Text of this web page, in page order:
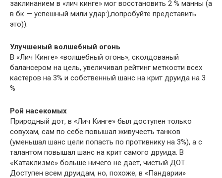
заклинанием в «лич кинге» мог восстановить 2 % манны (а
в бк — успешный мили удар:),попробуйте представить
это)).
Улучшеный волшебный огонь
В «Лич Кинге» «волшебный огонь», сколдованый
балансером на цель, увеличивал рейтинг меткости всех
кастеров на 3% и собственный шанс на крит друида на 3
%
Рой насекомых
Природный дот, в «Лич Кинге» был доступен только
совухам, сам по себе повышал живучесть танков
(уменьшал шанс цели попасть по противнику на 3%), а с
талантом повышал шанс на крит самого друида. В
«Катаклизме» больше ничего не дает, чистый ДОТ.
Доступен всем друидам, но, похоже, в «Пандарии»